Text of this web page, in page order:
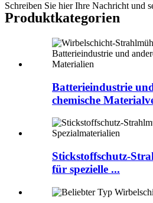
Schreiben Sie hier Ihre Nachricht und
Produktkategorien
Batterieindustrie
chemische
Stickstoffschutz-
für spezielle ...